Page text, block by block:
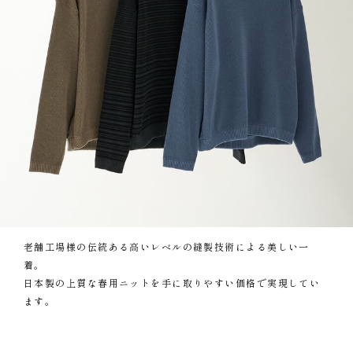
老舗工場様の伝統ある高いレベルの縫製技術による美しい一
着。
日本製の上質な春用ニットを手に取りやすい価格で実現してい
ます。